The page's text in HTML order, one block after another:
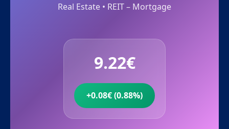
Real Estate • REIT – Mortgage
9.22€
+0.08€ (0.88%)